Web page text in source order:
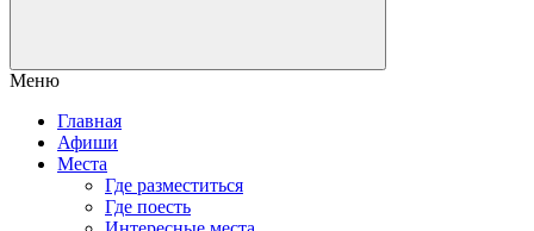
Меню
Главная
Афиши
Места
Где разместиться
Где поесть